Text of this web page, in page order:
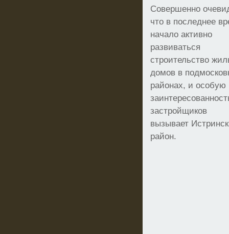
Совершенно
что в последнее
начало активно
развиваться
строительство
домов в
районах, и особую
застройщиков
вызывает
район.